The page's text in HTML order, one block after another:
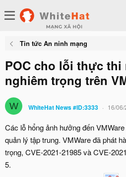
Tin tức An ninh mạng
POC cho lỗi thực thi
nghiêm trọng trên
W WhiteHat News #ID:3333 16/06/
Các lỗ hổng ảnh hưởng đến
quản lý tập trung. VMWare đã phát
trọng, CVE-2021-21985 và CVE-
5.